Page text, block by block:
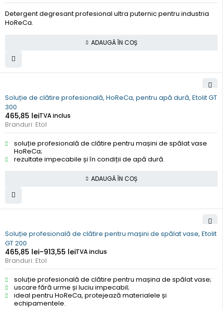
Detergent degresant profesional ultra puternic pentru industria
HoReCa.
ADAUGĂ ÎN COȘ
Soluție de clătire profesională, HoReCa, pentru apă dură, Etolit GT
300
465,85 leiTVA inclus
Branduri: Etol
soluție profesională de clătire pentru mașini de spălat vase
HoReCa;
rezultate impecabile și în condiții de apă dură.
ADAUGĂ ÎN COȘ
Soluție profesională de clătire pentru mașini de spălat vase, Etolit
GT 200
465,85 lei–913,55 leiTVA inclus
Branduri: Etol
soluție profesională de clătire pentru mașina de spălat vase;
uscare fără urme și luciu impecabil;
ideal pentru HoReCa, protejează materialele și
echipamentele.